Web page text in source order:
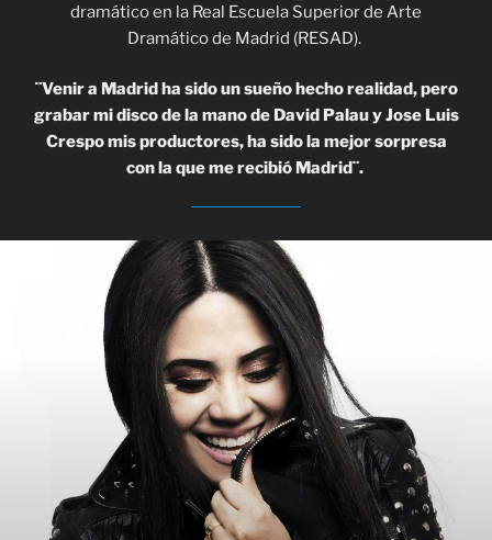
dramático en la Real Escuela Superior de Arte
Dramático de Madrid (RESAD).
¨Venir a Madrid ha sido un sueño hecho realidad, pero
grabar mi disco de la mano de David Palau y Jose Luis
Crespo mis productores, ha sido la mejor sorpresa
con la que me recibió Madrid¨.